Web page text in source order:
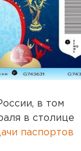
в том
в столице
паспортов